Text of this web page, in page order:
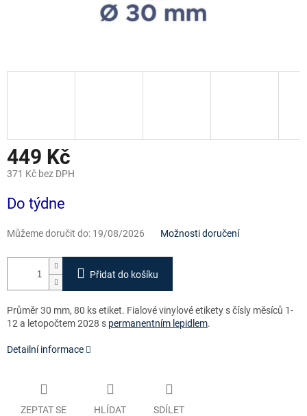
449 Kč
371 Kč bez DPH
cena:
Do týdne
Můžeme doručit do: 19/08/2026 Možnosti doručení
Přidat do košíku
Průměr 30 mm, 80 ks etiket. Fialové vinylové etikety s čísly měsíců 1-
12 a letopočtem 2028 s permanentním lepidlem.
Detailní informace
ZEPTAT SE HLÍDAT SDÍLET